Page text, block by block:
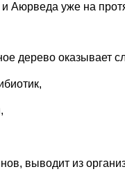
Аюрведа уже на
дерево оказывает
выводит из